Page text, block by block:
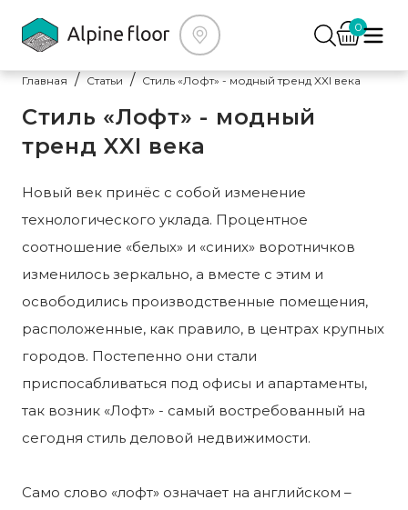
0
Главная Статьи Стиль «Лофт» - модный тренд XXI века
Стиль «Лофт» - модный
тренд XXI века
Новый век принёс с собой изменение
технологического уклада. Процентное
соотношение «белых» и «синих» воротничков
изменилось зеркально, а вместе с этим и
освободились производственные помещения,
расположенные, как правило, в центрах крупных
городов. Постепенно они стали
приспосабливаться под офисы и апартаменты,
так возник «Лофт» - самый востребованный на
сегодня стиль деловой недвижимости.
Само слово «лофт» означает на английском –